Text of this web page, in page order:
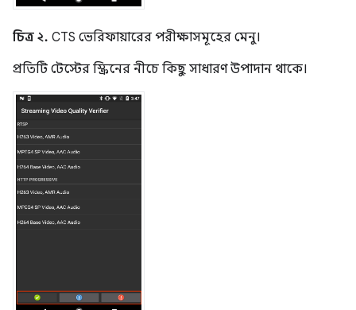
চিত্র ২. CTS ভেরিফায়ারের পরীক্ষাসমূহের মেনু।
প্রতিটি টেস্টের স্ক্রিনের নীচে কিছু সাধারণ উপাদান থাকে।